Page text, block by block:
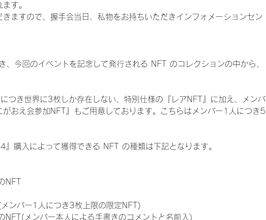
す。
ますので、握手会当日、私物をお持ちいただきインフォメーションセン
今回のイベントを記念して発行される NFT のコレクションの中から、
つき世界に3枚しか存在しない、特別仕様の『レアNFT』に加え、メンバ
おえ会参加NFT』もご用意しております。こちらはメンバー1人につき5
購入によって獲得できる NFT の種類は下記となります。
NFT
ンバー1人につき3枚上限の限定NFT)
メンバー本人による手書きのコメントと名前入)